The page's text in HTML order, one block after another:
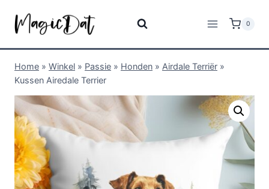
0
Home » Winkel » Passie » Honden » Airdale Terriër »
Kussen Airedale Terrier